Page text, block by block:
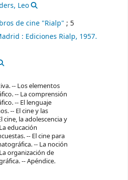
Leo
de cine "Rialp" ; 5
: Ediciones Rialp, 1957.
-- Los elementos
-- La comprensión
-- El lenguaje
-- El cine y las
cine, la adolescencia y
educación
-- El cine para
-- La noción
organización de
-- Apéndice.